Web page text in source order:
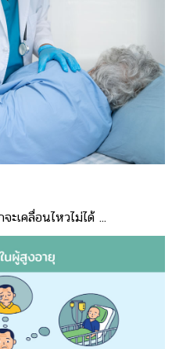
เคลื่อนไหวไม่ได้ ...